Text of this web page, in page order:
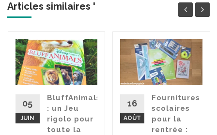
Articles similaires '
05
JUIN
BluffAnimals
: un Jeu
rigolo pour
toute la
16
AOÛT
Fournitures
scolaires
pour la
rentrée :